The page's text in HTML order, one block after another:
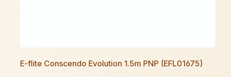
E-flite Conscendo Evolution 1.5m PNP (EFL01675)